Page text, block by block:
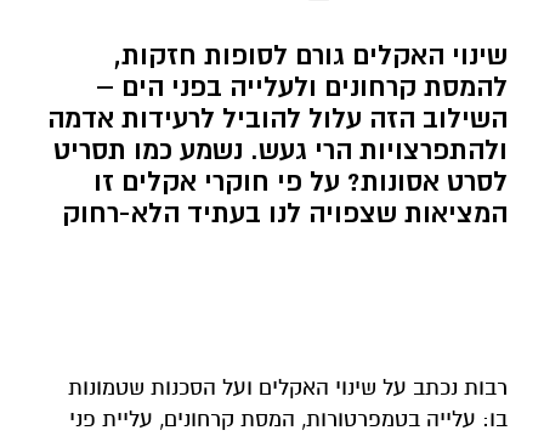
שינוי האקלים גורם לסופות חזקות,
להמסת קרחונים ולעלייה בפני הים –
השילוב הזה עלול להוביל לרעידות אדמה
ולהתפרצויות הרי געש. נשמע כמו תסריט
לסרט אסונות? על פי חוקרי אקלים זו
המציאות שצפויה לנו בעתיד הלא-רחוק
רבות נכתב על שינוי האקלים ועל הסכנות שטמונות
בו: עלייה בטמפרטורות, המסת קרחונים, עליית פני